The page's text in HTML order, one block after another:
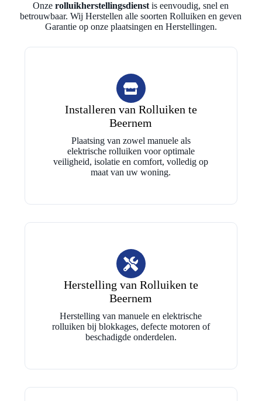
Onzerolluikherstellingsdienst is eenvoudig, snel en
betrouwbaar. Wij Herstellen alle soorten Rolluiken en geven
Garantie op onze plaatsingen en Herstellingen.
Installeren van Rolluiken te
Beernem
Plaatsing van zowel manuele als
elektrische rolluiken voor optimale
veiligheid, isolatie en comfort, volledig op
maat van uw woning.
Herstelling van Rolluiken te
Beernem
Herstelling van manuele en elektrische
rolluiken bij blokkages, defecte motoren of
beschadigde onderdelen.